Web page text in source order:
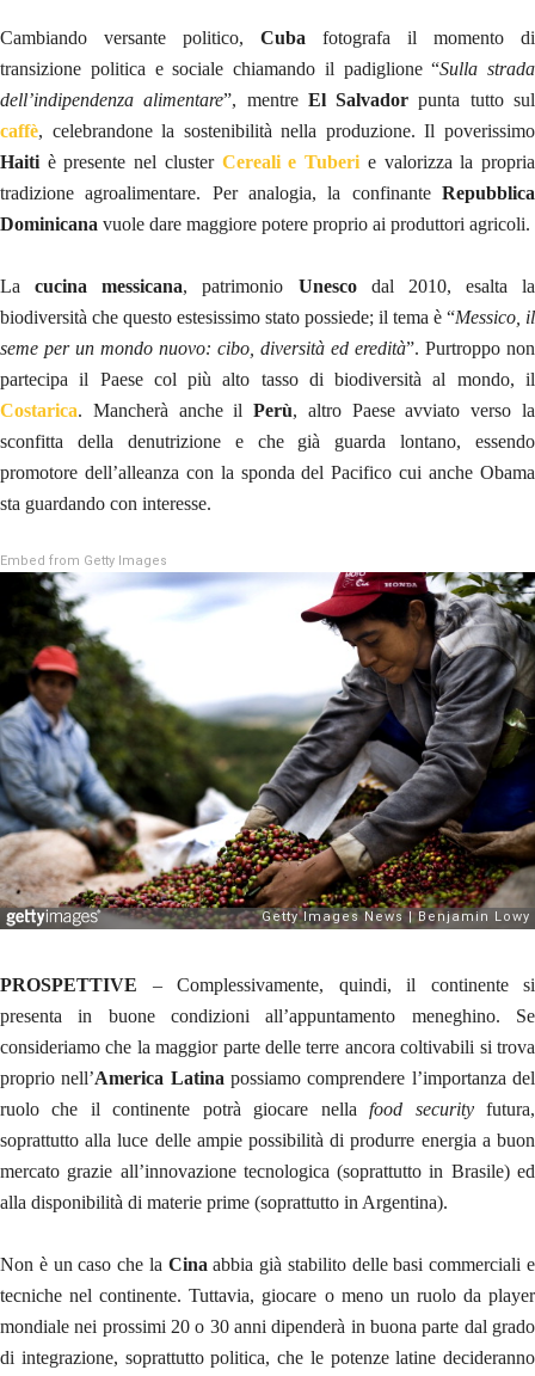
Cambiando versante politico, Cuba fotografa il momento di
transizione politica e sociale chiamando il padiglione “Sulla strada
dell’indipendenza alimentare”, mentre El Salvador punta tutto sul
caffè, celebrandone la sostenibilità nella produzione. Il poverissimo
Haiti è presente nel cluster Cereali e Tuberi e valorizza la propria
tradizione agroalimentare. Per analogia, la confinante Repubblica
Dominicana vuole dare maggiore potere proprio ai produttori agricoli.
Lacucina messicana, patrimonio Unescodal 2010, esalta la
biodiversità che questo estesissimo stato possiede; il tema è “Messico, il
seme per un mondo nuovo: cibo, diversità ed eredità”. Purtroppo non
partecipa il Paese col più alto tasso di biodiversità al mondo, il
Costarica. Mancherà anche ilPerù, altro Paese avviato verso la
sconfitta della denutrizione e che già guarda lontano, essendo
promotore dell’alleanza con la sponda del Pacifico cui anche Obama
sta guardando con interesse.
Embed from Getty Images
PROSPETTIVE – Complessivamente, quindi, il continente si
presenta in buone condizioni all’appuntamento meneghino. Se
consideriamo che la maggior parte delle terre ancora coltivabili si trova
proprio nell’America Latina possiamo comprendere l’importanza del
ruolo che il continente potrà giocare nellafood securityfutura,
soprattutto alla luce delle ampie possibilità di produrre energia a buon
mercato grazie all’innovazione tecnologica (soprattutto in Brasile) ed
alla disponibilità di materie prime (soprattutto in Argentina).
Non è un caso che la Cina abbia già stabilito delle basi commerciali e
tecniche nel continente. Tuttavia, giocare o meno un ruolo da player
mondiale nei prossimi 20 o 30 anni dipenderà in buona parte dal grado
di integrazione, soprattutto politica, che le potenze latine decideranno